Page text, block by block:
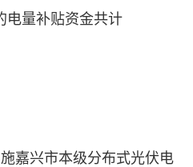
电量补贴资金共计
嘉兴市本级分布式光伏电